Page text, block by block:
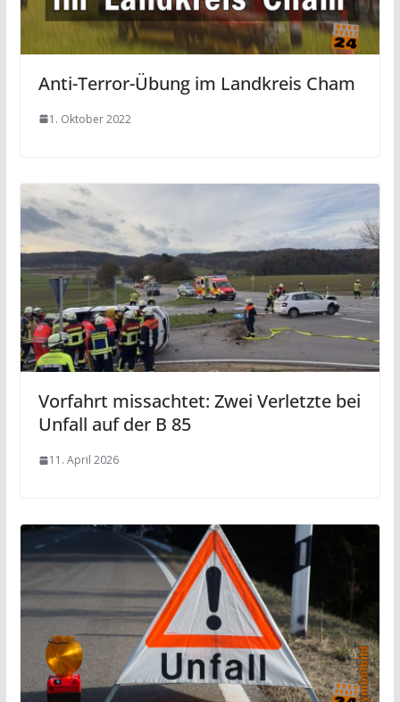
Anti-Terror-Übung im Landkreis Cham
1. Oktober 2022
Vorfahrt missachtet: Zwei Verletzte bei
Unfall auf der B 85
11. April 2026